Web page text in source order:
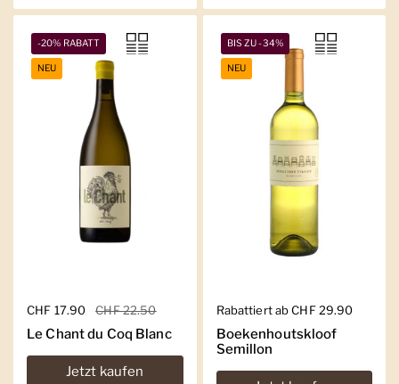
Regulärer Preis
CHF 17.90 Sale-Preis
CHF 22.50
Le Chant du Coq Blanc
Jetzt kaufen
-20% RABATT
NEU
Regulärer Preis
Rabattiert ab CHF 29.90
Boekenhoutskloof
Semillon
BIS ZU -34%
NEU